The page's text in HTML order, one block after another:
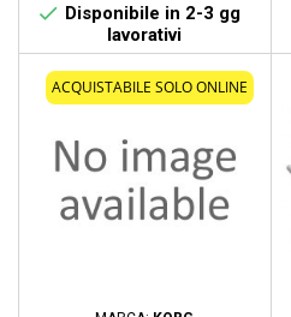
 Disponibile in 2-3 gg
lavorativi
ACQUISTABILE SOLO ONLINE